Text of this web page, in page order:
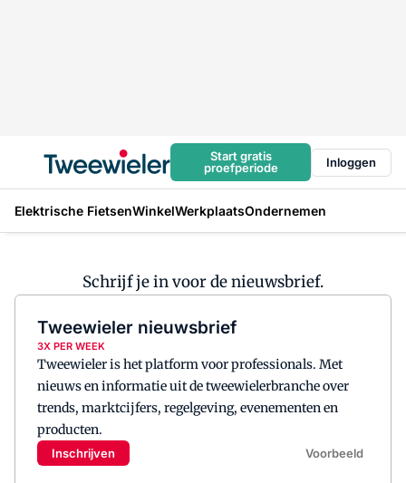
Start gratis
proefperiode
Inloggen
Elektrische FietsenWinkelWerkplaatsOndernemen
Schrijf je in voor de nieuwsbrief.
Tweewieler nieuwsbrief
3X PER WEEK
Tweewieler is het platform voor professionals. Met
nieuws en informatie uit de tweewielerbranche over
trends, marktcijfers, regelgeving, evenementen en
producten.
Inschrijven Voorbeeld